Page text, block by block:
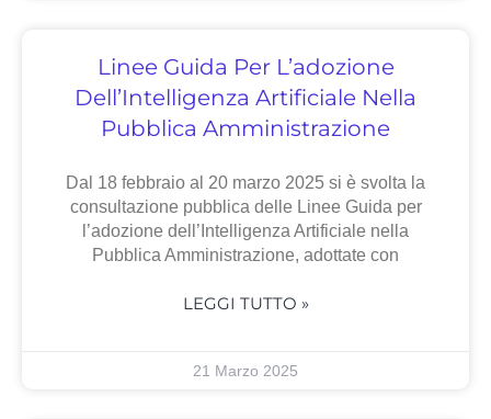
Linee Guida Per L’adozione
Dell’Intelligenza Artificiale Nella
Pubblica Amministrazione
Dal 18 febbraio al 20 marzo 2025 si è svolta la
consultazione pubblica delle Linee Guida per
l’adozione dell’Intelligenza Artificiale nella
Pubblica Amministrazione, adottate con
LEGGI TUTTO »
21 Marzo 2025